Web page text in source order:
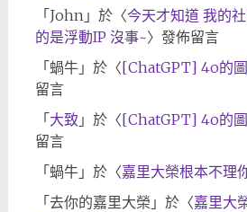
「 John」於〈今天才知道 我的
的是浮動IP 沒事~〉發佈留言
「 蝸牛」於〈[ChatGPT] 4o的
留言
「 大致 」於〈[ChatGPT] 4o的
留言
「 蝸牛」於〈嘉里大榮根本不理
「 去你的嘉里大榮 」於〈嘉里大